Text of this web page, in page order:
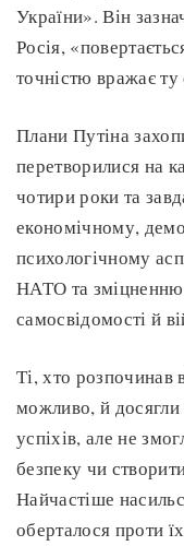
України». Він
Росія,
точністю вражає
Плани Путіна
перетворилися на
чотири роки та
економічному,
психологічному
НАТО та зміцненню
самосвідомості й
Ті, хто розпочинав
можливо, й досягли
успіхів, але не
безпеку чи
Найчастіше
оберталося проти